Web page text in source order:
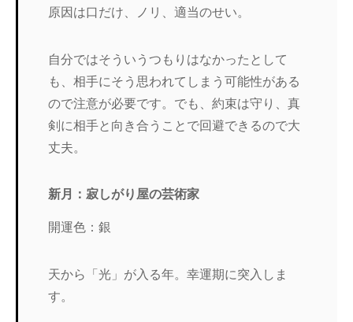
原因は口だけ、ノリ、適当のせい。
自分ではそういうつもりはなかったとして
も、相手にそう思われてしまう可能性がある
ので注意が必要です。でも、約束は守り、真
剣に相手と向き合うことで回避できるので大
丈夫。
新月：寂しがり屋の芸術家
開運色：銀
天から「光」が入る年。幸運期に突入しま
す。